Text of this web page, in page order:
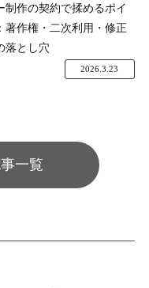
制作の契約で揉めるポイ
著作権・二次利用・修正
落とし穴
2026.3.23
一覧